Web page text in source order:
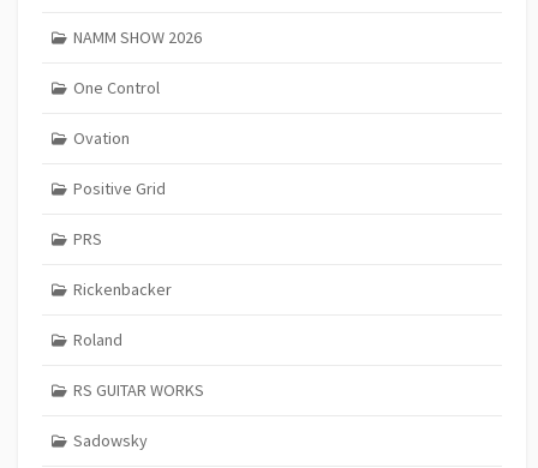
NAMM SHOW 2026
One Control
Ovation
Positive Grid
PRS
Rickenbacker
Roland
RS GUITAR WORKS
Sadowsky